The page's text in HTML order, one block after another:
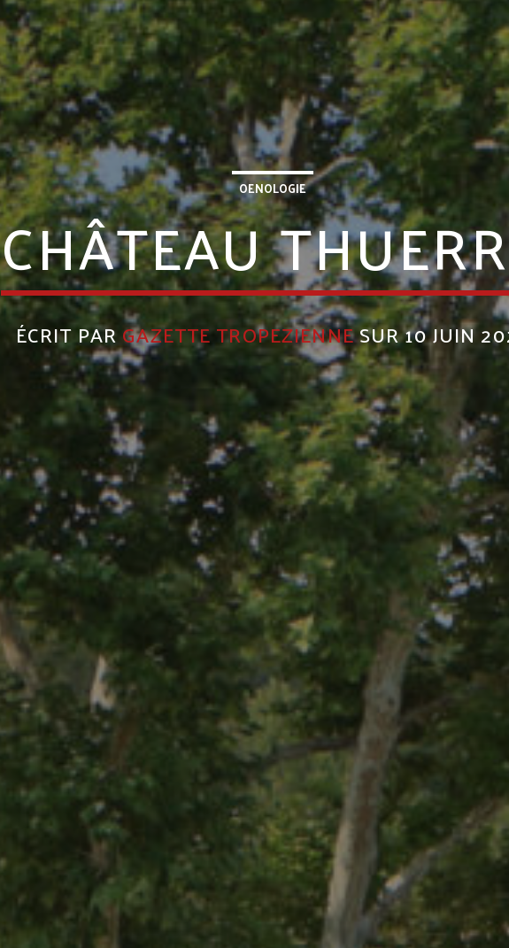
OENOLOGIE
CHÂTEAU
ÉCRIT PARGAZETTE TROPEZIENNESUR 10 JUIN